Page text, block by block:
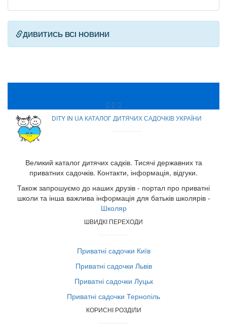
ДИВИТИСЬ ВСІ НОВИНИ
DITY IN UA КАТАЛОГ ДИТЯЧИХ САДОЧКІВ УКРАЇНИ
Великий каталог дитячих садків. Тисячі державних та
приватних садочків. Контакти, інформація, відгуки.
Також запрошуємо до наших друзів - портал про приватні
школи та інша важлива інформація для батьків школярів -
Школяр
ШВИДКІ ПЕРЕХОДИ
Приватні садочки Київ
Приватні садочки Львів
Приватні садочки Луцьк
Приватні садочки Тернопіль
КОРИСНІ РОЗДІЛИ